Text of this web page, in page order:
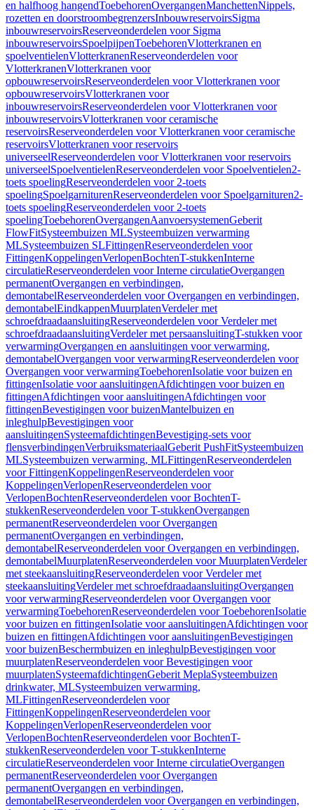
en halfhoog hangendToebehorenOvergangenManchettenNippels,
rozetten en doorstroombegrenzersInbouwreservoirsSigma
inbouwreservoirsReserveonderdelen voor Sigma
inbouwreservoirsSpoelpijpenToebehorenVlotterkranen en
spoelventielenVlotterkranenReserveonderdelen voor
VlotterkranenVlotterkranen voor
opbouwreservoirsReserveonderdelen voor Vlotterkranen voor
opbouwreservoirsVlotterkranen voor
inbouwreservoirsReserveonderdelen voor Vlotterkranen voor
inbouwreservoirsVlotterkranen voor ceramische
reservoirsReserveonderdelen voor Vlotterkranen voor ceramische
reservoirsVlotterkranen voor reservoirs
universeelReserveonderdelen voor Vlotterkranen voor reservoirs
universeelSpoelventielenReserveonderdelen voor Spoelventielen2-
toets spoelingReserveonderdelen voor 2-toets
spoelingSpoelgarniturenReserveonderdelen voor Spoelgarnituren2-
toets spoelingReserveonderdelen voor 2-toets
spoelingToebehorenOvergangenAanvoersystemenGeberit
FlowFitSysteembuizen MLSysteembuizen verwarming
MLSysteembuizen SLFittingenReserveonderdelen voor
FittingenKoppelingenVerlopenBochtenT-stukkenInterne
circulatieReserveonderdelen voor Interne circulatieOvergangen
permanentOvergangen en verbindingen,
demontabelReserveonderdelen voor Overgangen en verbindingen,
demontabelEindkappenMuurplatenVerdeler met
schroefdraadaansluitingReserveonderdelen voor Verdeler met
schroefdraadaansluitingVerdeler met persaansluitingT-stukken voor
verwarmingOvergangen en aansluitingen voor verwarming,
demontabelOvergangen voor verwarmingReserveonderdelen voor
Overgangen voor verwarmingToebehorenIsolatie voor buizen en
fittingenIsolatie voor aansluitingenAfdichtingen voor buizen en
fittingenAfdichtingen voor aansluitingenAfdichtingen voor
fittingenBevestigingen voor buizenMantelbuizen en
inleghulpBevestigingen voor
aansluitingenSysteemafdichtingenBevestiging-sets voor
flensverbindingenVerbruiksmateriaalGeberit PushFitSysteembuizen
MLSysteembuizen verwarming, MLFittingenReserveonderdelen
voor FittingenKoppelingenReserveonderdelen voor
KoppelingenVerlopenReserveonderdelen voor
VerlopenBochtenReserveonderdelen voor BochtenT-
stukkenReserveonderdelen voor T-stukkenOvergangen
permanentReserveonderdelen voor Overgangen
permanentOvergangen en verbindingen,
demontabelReserveonderdelen voor Overgangen en verbindingen,
demontabelMuurplatenReserveonderdelen voor MuurplatenVerdeler
met steekaansluitingReserveonderdelen voor Verdeler met
steekaansluitingVerdeler met schroefdraadaansluitingOvergangen
voor verwarmingReserveonderdelen voor Overgangen voor
verwarmingToebehorenReserveonderdelen voor ToebehorenIsolatie
voor buizen en fittingenIsolatie voor aansluitingenAfdichtingen voor
buizen en fittingenAfdichtingen voor aansluitingenBevestigingen
voor buizenBeschermbuizen en inleghulpBevestigingen voor
muurplatenReserveonderdelen voor Bevestigingen voor
muurplatenSysteemafdichtingenGeberit MeplaSysteembuizen
drinkwater, MLSysteembuizen verwarming,
MLFittingenReserveonderdelen voor
FittingenKoppelingenReserveonderdelen voor
KoppelingenVerlopenReserveonderdelen voor
VerlopenBochtenReserveonderdelen voor BochtenT-
stukkenReserveonderdelen voor T-stukkenInterne
circulatieReserveonderdelen voor Interne circulatieOvergangen
permanentReserveonderdelen voor Overgangen
permanentOvergangen en verbindingen,
demontabelReserveonderdelen voor Overgangen en verbindingen,